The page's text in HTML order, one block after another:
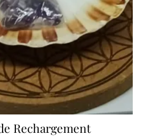
Rechargement